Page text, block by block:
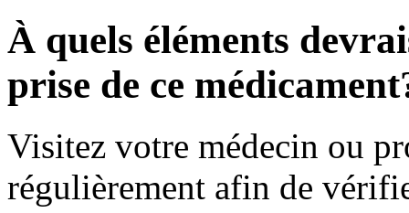
À quels éléments
prise de ce
Visitez votre médecin ou
régulièrement afin de